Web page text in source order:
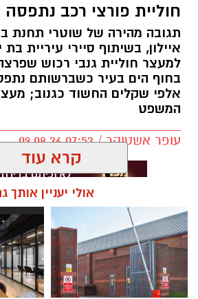
חוליית פורצי רכב
תגובה מהירה של שוטרי תחנת
איילון, בשיתוף סיירי עיריית בת
למעצר חוליית גנבי רכוש
בחוף הים בעיר כשברשותם
אלפי שקלים החשוד כגנוב;
המשפט
עופר אשטוקר / 07:53 09.08.26
תגים:פריצה לרכב בבת ים
קרא עוד
אולי יעניין אותך